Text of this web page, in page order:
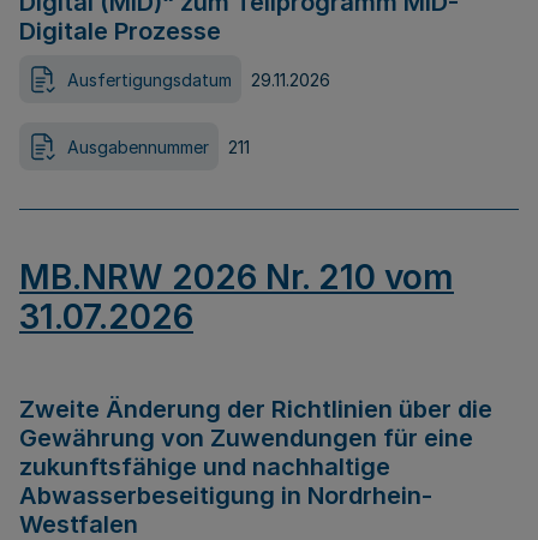
Digitale Prozesse
Ausfertigungsdatum 29.11.2026
Ausgabennummer 211
MB.NRW 2026 Nr. 210 vom
31.07.2026
Zweite Änderung der Richtlinien über die
Gewährung von Zuwendungen für eine
zukunftsfähige und nachhaltige
Abwasserbeseitigung in Nordrhein-
Westfalen